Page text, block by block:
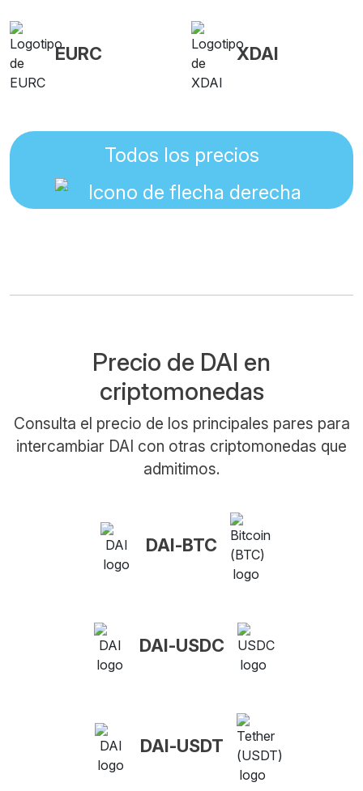
EURC XDAI
Todos los precios
Precio de DAI en
criptomonedas
Consulta el precio de los principales pares para
intercambiar DAI con otras criptomonedas que
admitimos.
DAI-BTC
DAI-USDC
DAI-USDT